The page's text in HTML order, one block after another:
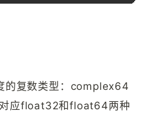
的复数类型：complex64
应float32和float64两种